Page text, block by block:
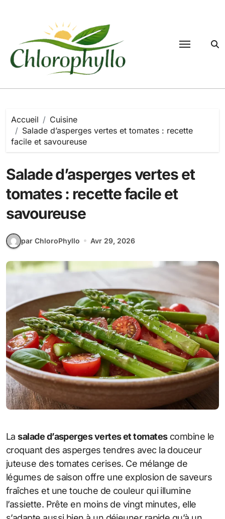
Accueil
Cuisine
Salade d’asperges vertes et tomates : recette
facile et savoureuse
Salade d’asperges vertes et
tomates : recette facile et
savoureuse
par ChloroPhyllo Avr 29, 2026
Lasalade d’asperges vertes et tomatescombine le
croquant des asperges tendres avec la douceur
juteuse des tomates cerises. Ce mélange de
légumes de saison offre une explosion de saveurs
fraîches et une touche de couleur qui illumine
l’assiette. Prête en moins de vingt minutes, elle